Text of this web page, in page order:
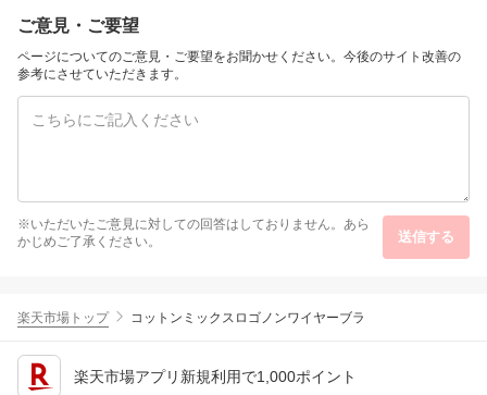
訳あり お肉 ふるさと わ
けあり 人気 ランキング
北海道 別海町 ）（クラ
ウドファンディング対
ご意見・ご要望
ページについてのご意見・ご要望をお聞かせください。今後のサイト改善の
参考にさせていただきます。
※いただいたご意見に対しての回答はしておりません。あら
かじめご了承ください。
送信する
楽天市場トップ コットンミックスロゴノンワイヤーブラ
楽天市場アプリ新規利用で1,000ポイント